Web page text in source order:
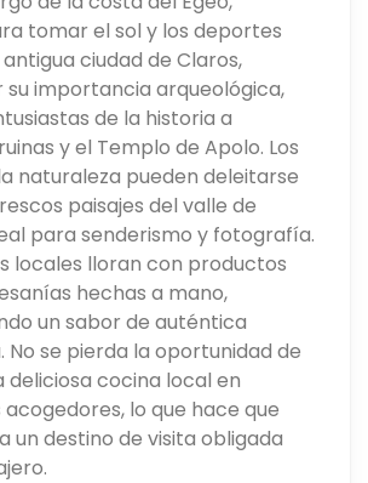
tomar el sol y los deportes
ciudad de Claros,
importancia arqueológica,
de la historia a
y el Templo de Apolo. Los
naturaleza pueden deleitarse
paisajes del valle de
para senderismo y fotografía.
locales lloran con productos
hechas a mano,
un sabor de auténtica
se pierda la oportunidad de
deliciosa cocina local en
lo que hace que
un destino de visita obligada